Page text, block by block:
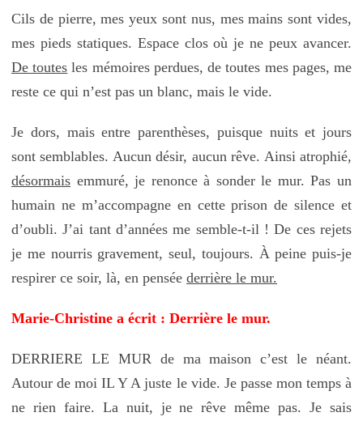
Cils de pierre, mes yeux sont nus, mes mains sont vides,
mes pieds statiques. Espace clos où je ne peux avancer.
De toutes les mémoires perdues, de toutes mes pages, me
reste ce qui n’est pas un blanc, mais le vide.
Je dors, mais entre parenthèses, puisque nuits et jours
sont semblables. Aucun désir, aucun rêve. Ainsi atrophié,
désormais emmuré, je renonce à sonder le mur. Pas un
humain ne m’accompagne en cette prison de silence et
d’oubli. J’ai tant d’années me semble-t-il ! De ces rejets
je me nourris gravement, seul, toujours. À peine puis-je
respirer ce soir, là, en pensée derrière le mur.
Marie-Christine a écrit : Derrière le mur.
DERRIERE LE MUR de ma maison c’est le néant.
Autour de moi IL Y A juste le vide. Je passe mon temps à
ne rien faire. La nuit, je ne rêve même pas. Je sais